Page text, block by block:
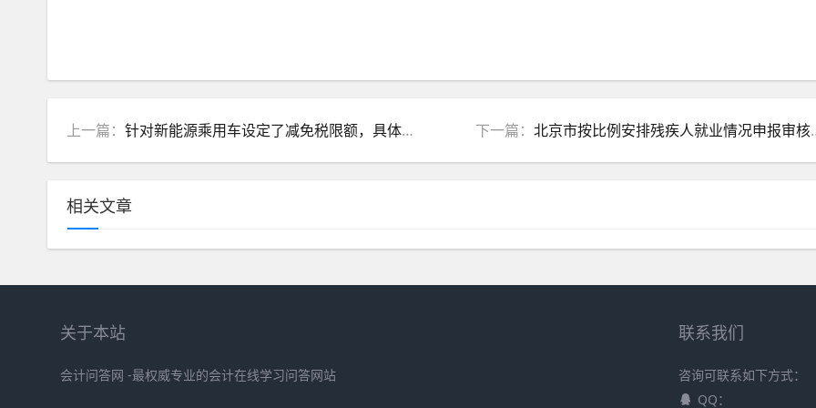
上一篇： 针对新能源乘用车设定了减免税限额，具体怎么计算呢 下一篇： 北京市按比例安排残疾人就业情况申报审核政策常见问答
相关文章
关于本站
会计问答网 -最权威专业的会计在线学习问答网站
联系我们
咨询可联系如下方式：
QQ：